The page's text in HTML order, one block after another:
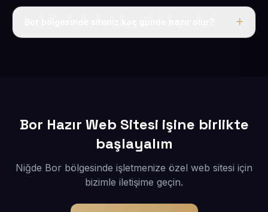
Tek fiyat uygulanır: yıllık 50 USD + KDV. Bu bedele alan
Bor Hazır Web Sitesi işine birlikte
başlayalım
Niğde Bor bölgesinde işletmenize özel web sitesi için
bizimle iletişime geçin.